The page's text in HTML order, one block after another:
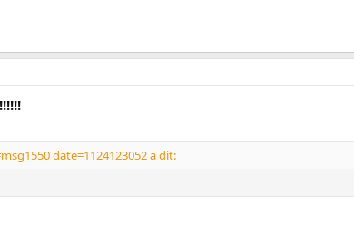
date=1124123052 a dit: